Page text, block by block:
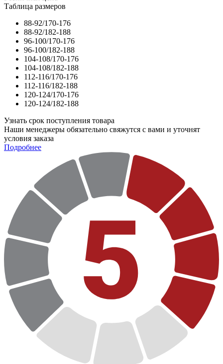
Таблица размеров
88-92/170-176
88-92/182-188
96-100/170-176
96-100/182-188
104-108/170-176
104-108/182-188
112-116/170-176
112-116/182-188
120-124/170-176
120-124/182-188
Узнать срок поступления товара
Наши менеджеры обязательно свяжутся с вами и уточнят
условия заказа
Подробнее